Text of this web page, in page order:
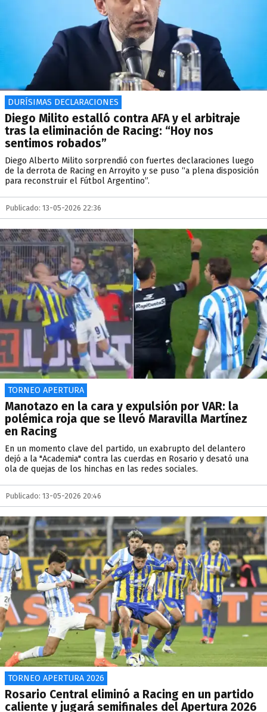
DURÍSIMAS DECLARACIONES
Diego Milito estalló contra AFA y el arbitraje
tras la eliminación de Racing: “Hoy nos
sentimos robados”
​Diego Alberto Milito sorprendió con fuertes declaraciones luego
de la derrota de Racing en Arroyito y se puso “a plena disposición
para reconstruir el Fútbol Argentino”.
Publicado: 13-05-2026 22:36
TORNEO APERTURA
Manotazo en la cara y expulsión por VAR: la
polémica roja que se llevó Maravilla Martínez
en Racing
En un momento clave del partido, un exabrupto del delantero
dejó a la "Academia" contra las cuerdas en Rosario y desató una
ola de quejas de los hinchas en las redes sociales.
Publicado: 13-05-2026 20:46
TORNEO APERTURA 2026
Rosario Central eliminó a Racing en un partido
caliente y jugará semifinales del Apertura 2026